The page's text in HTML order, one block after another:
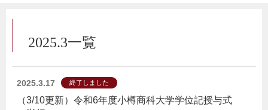
2025.3一覧
2025.3.17 終了しました
（3/10更新）令和6年度小樽商科大学学位記授与式